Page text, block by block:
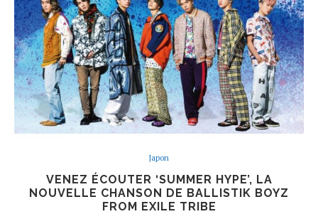
Japon
VENEZ ÉCOUTER ‘SUMMER HYPE’, LA
NOUVELLE CHANSON DE BALLISTIK BOYZ
FROM EXILE TRIBE